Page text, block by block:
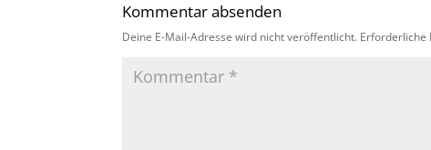
Kommentar absenden
Deine E-Mail-Adresse wird nicht veröffentlicht. Erforderliche